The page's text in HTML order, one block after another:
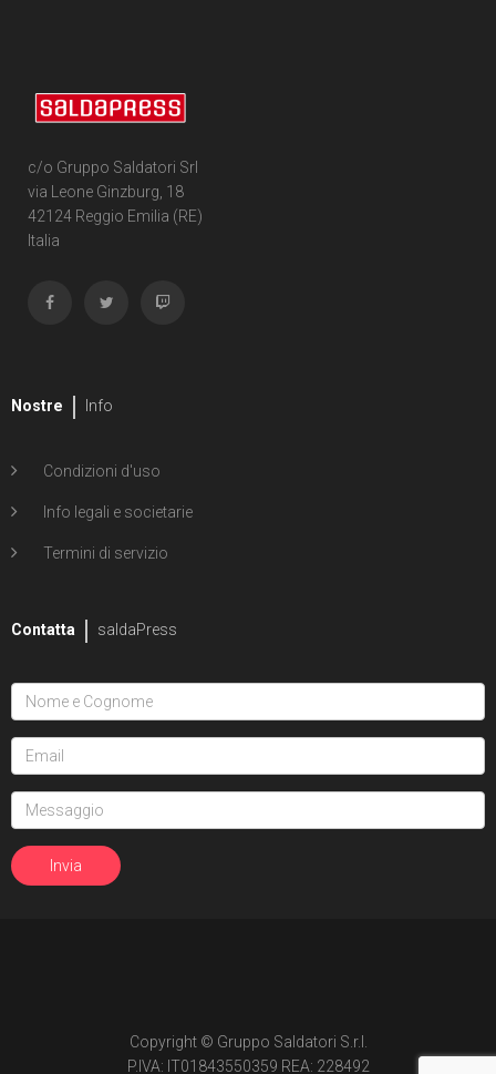
c/o Gruppo Saldatori Srl
via Leone Ginzburg, 18
42124 Reggio Emilia (RE)
Italia
Nostre Info
Condizioni d'uso
Info legali e societarie
Termini di servizio
Contatta saldaPress
Copyright © Gruppo Saldatori S.r.l.
P.IVA: IT01843550359 REA: 228492